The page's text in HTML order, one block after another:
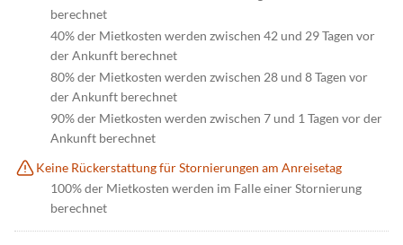
berechnet
40% der Mietkosten werden zwischen 42 und 29 Tagen vor
der Ankunft berechnet
80% der Mietkosten werden zwischen 28 und 8 Tagen vor
der Ankunft berechnet
90% der Mietkosten werden zwischen 7 und 1 Tagen vor der
Ankunft berechnet
Keine Rückerstattung für Stornierungen am Anreisetag
100% der Mietkosten werden im Falle einer Stornierung
berechnet